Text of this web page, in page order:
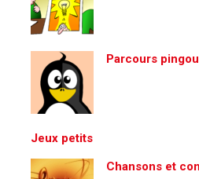
Parcours
Jeux petits
Chansons et